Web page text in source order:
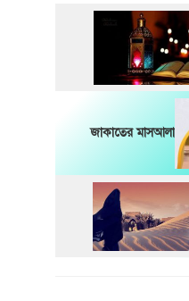
জাকাতের মাসআলা